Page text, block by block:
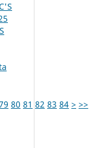
80 81 82 83 84 > >>